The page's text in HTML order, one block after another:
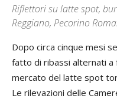
Riflettori su latte spot,
Reggiano, Pecorino
Dopo circa cinque mesi
fatto di ribassi alternati a
mercato del latte spot
Le rilevazioni delle